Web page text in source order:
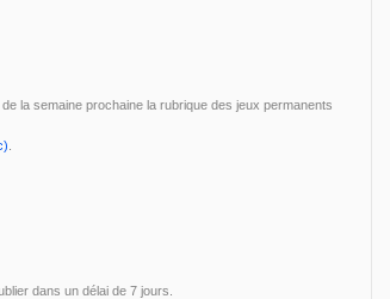
la semaine prochaine la rubrique des jeux permanents
dans un délai de 7 jours.